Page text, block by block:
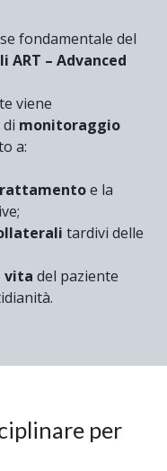
fondamentale del
ART – Advanced
viene
monitoraggio
a:
e la
tardivi delle
vita del paziente
per